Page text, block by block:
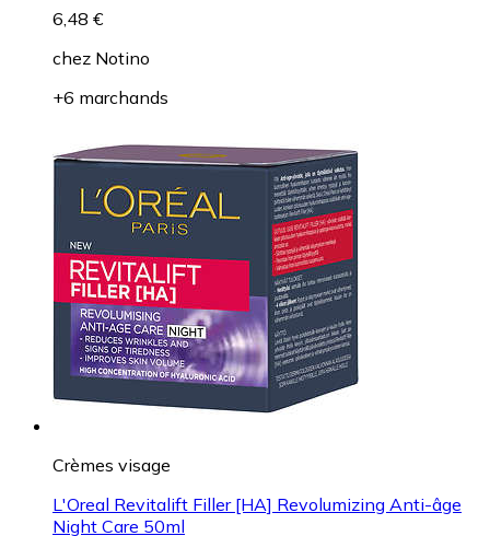
6,48 €
chez Notino
+6 marchands
Crèmes visage
L'Oreal Revitalift Filler [HA] Revolumizing Anti-âge
Night Care 50ml